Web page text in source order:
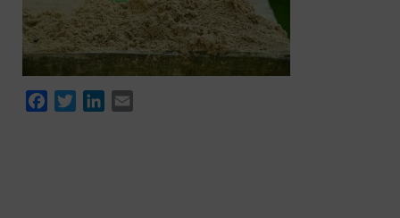
Facebook
TwitterLinkedIn